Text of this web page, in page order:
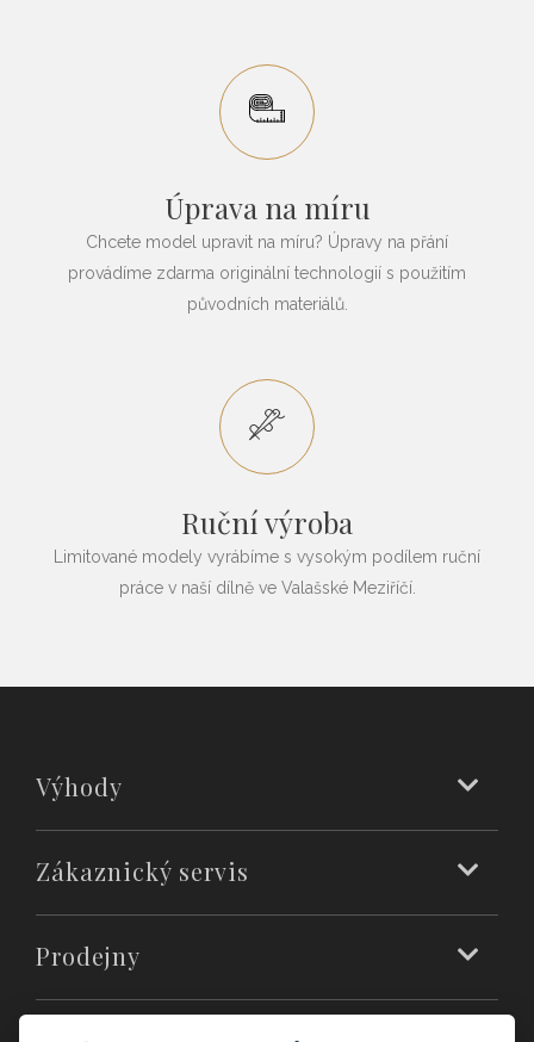
Úprava na míru
Chcete model upravit na míru? Úpravy na přání
provádíme zdarma originální technologií s použitím
původních materiálů.
Ruční výroba
Limitované modely vyrábíme s vysokým podílem ruční
práce v naší dílně ve Valašské Meziříčí.
Výhody
Zákaznický servis
Prodejny